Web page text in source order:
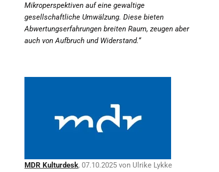
Mikroperspektiven auf eine gewaltige
gesellschaftliche Umwälzung. Diese bieten
Abwertungserfahrungen breiten Raum, zeugen aber
auch von Aufbruch und Widerstand.“
MDR Kulturdesk, 07.10.2025 von Ulrike Lykke